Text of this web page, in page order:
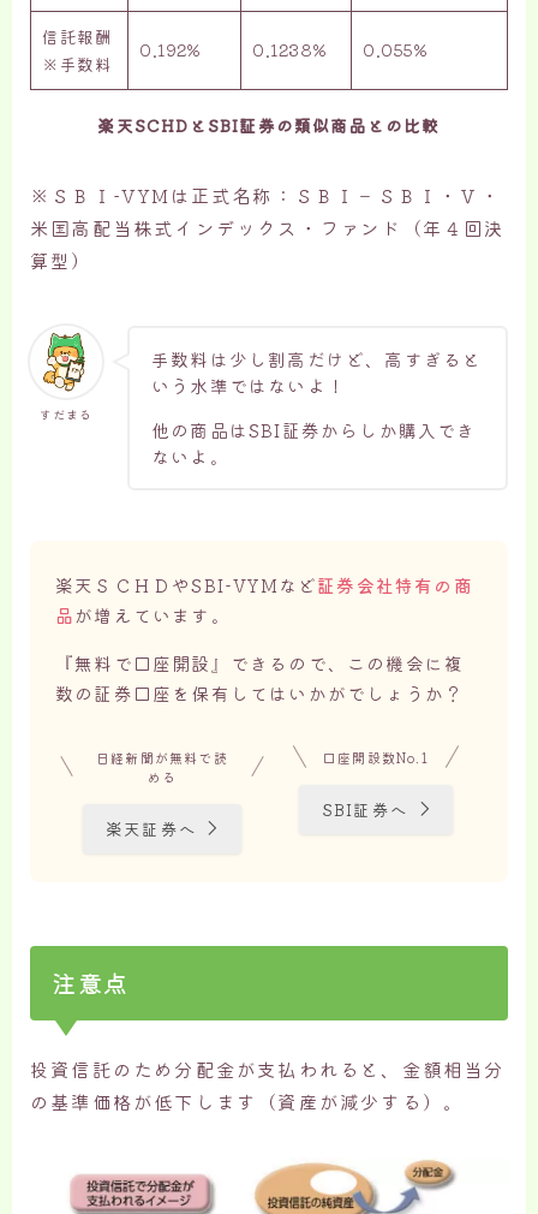
信託報酬
※手数料
0.192% 0.1238% 0.055%
楽天SCHDとSBI証券の類似商品との比較
※ＳＢＩ-VYMは正式名称：ＳＢＩ－ＳＢＩ・Ｖ・
米国高配当株式インデックス・ファンド（年４回決
算型）
すだまる
手数料は少し割高だけど、高すぎると
いう水準ではないよ！
他の商品はSBI証券からしか購入でき
ないよ。
楽天ＳＣＨＤやSBI-VYMなど証券会社特有の商
品が増えています。
『無料で口座開設』できるので、この機会に複
数の証券口座を保有してはいかがでしょうか？
日経新聞が無料で読
める
楽天証券へ
口座開設数No.1
SBI証券へ
注意点
投資信託のため分配金が支払われると、金額相当分
の基準価格が低下します（資産が減少する）。